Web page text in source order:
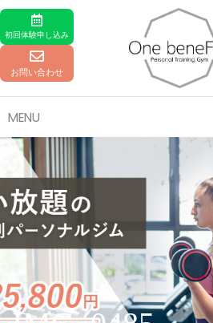
Skip to content
初回体験申し込み
お問い合わせ
MENU